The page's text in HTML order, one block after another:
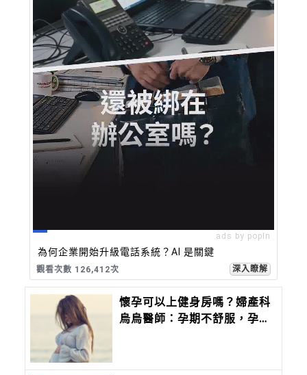
ads by popIn
為何企業開始升級電話系統？AI 是關鍵
觀看次數 126,421次 深入瞭解
懷孕可以上健身房嗎？婦產科
烏烏醫師：孕期不舒服，孕動